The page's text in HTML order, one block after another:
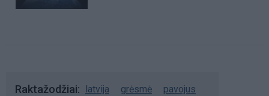
Raktažodžiai latvija grėsmė pavojus